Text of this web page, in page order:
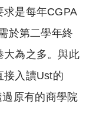
求是每年CGPA
於第二學年終
大為之多。與此
接入讀Ust的
原有的商學院